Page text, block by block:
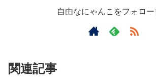
自由なにゃんこをフォロー
関連記事